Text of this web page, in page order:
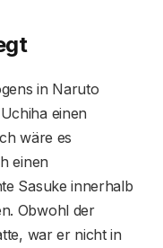
in Naruto
einen
wäre es
einen
Sasuke innerhalb
Obwohl der
war er nicht in